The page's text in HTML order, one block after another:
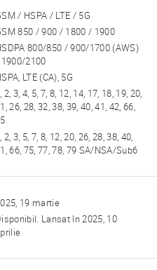
/ HSPA / LTE / 5G
850 / 900 / 1800 / 1900
800/850 / 900/1700 (AWS)
2100
LTE (CA), 5G
2, 3, 4, 5, 7, 8, 12, 14, 17, 18, 19, 20,
26, 28, 32, 38, 39, 40, 41, 42, 66,
2, 3, 5, 7, 8, 12, 20, 26, 28, 38, 40,
66, 75, 77, 78, 79 SA/NSA/Sub6
19 martie
Lansat în 2025, 10